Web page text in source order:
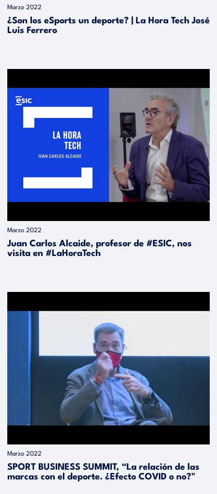
Marzo 2022
¿Son los eSports un deporte? | La Hora Tech José
Luis Ferrero
Marzo 2022
Juan Carlos Alcaide, profesor de #ESIC, nos
visita en #LaHoraTech
Marzo 2022
SPORT BUSINESS SUMMIT, “La relación de las
marcas con el deporte. ¿Efecto COVID o no?"